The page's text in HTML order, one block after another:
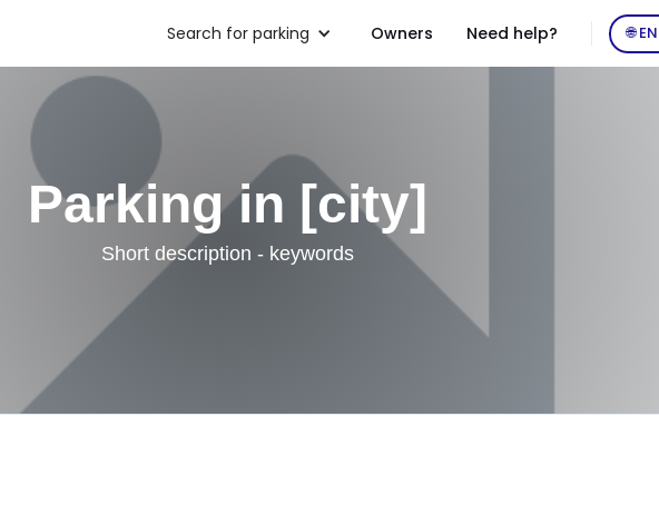
Search for parking Owners Need help? 🌐 EN
Parking in [city]
Short description - keywords